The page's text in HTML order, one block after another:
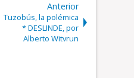
Anterior
Tuzobús, la polémica
* DESLINDE, por
Alberto Witvrun